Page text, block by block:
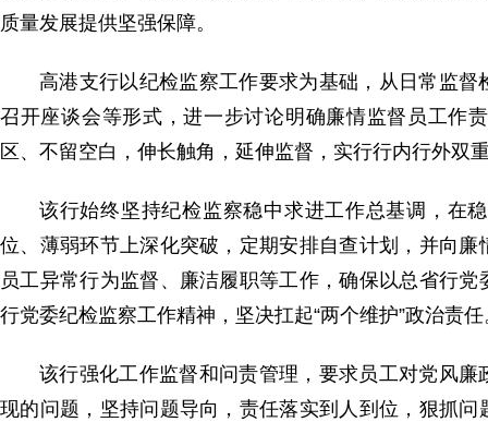
质量发展提供坚强保障。
高港支行以纪检监察工作要求为基础，从日常监
召开座谈会等形式，进一步讨论明确廉情监督员工作
区、不留空白，伸长触角，延伸监督，实行行内行外双
该行始终坚持纪检监察稳中求进工作总基调，在
位、薄弱环节上深化突破，定期安排自查计划，并向
员工异常行为监督、廉洁履职等工作，确保以总省行
行党委纪检监察工作精神，坚决扛起“两个维护”政治责任
该行强化工作监督和问责管理，要求员工对党风
现的问题，坚持问题导向，责任落实到人到位，狠抓